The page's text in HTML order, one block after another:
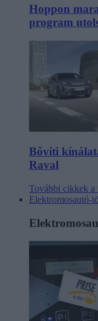
Hoppon
program
Bővíti
Raval
További cikkek a
Elektromosautó-